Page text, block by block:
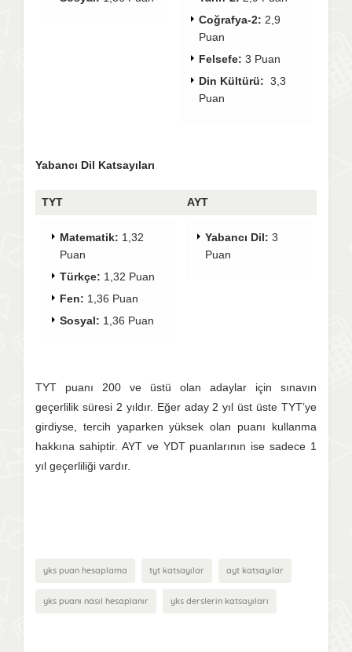
Coğrafya-2: 2,9
Puan
Felsefe: 3 Puan
Din Kültürü: 3,3
Puan
Yabancı Dil Katsayıları
TYT AYT
Matematik: 1,32
Puan
Türkçe: 1,32 Puan
Fen: 1,36 Puan
Sosyal: 1,36 Puan
Yabancı Dil: 3
Puan
TYT puanı 200 ve üstü olan adaylar için sınavın
geçerlilik süresi 2 yıldır. Eğer aday 2 yıl üst üste TYT’ye
girdiyse, tercih yaparken yüksek olan puanı kullanma
hakkına sahiptir. AYT ve YDT puanlarının ise sadece 1
yıl geçerliliği vardır.
yks puan hesaplama tyt katsayılar ayt katsayılar
yks puanı nasıl hesaplanır yks derslerin katsayıları